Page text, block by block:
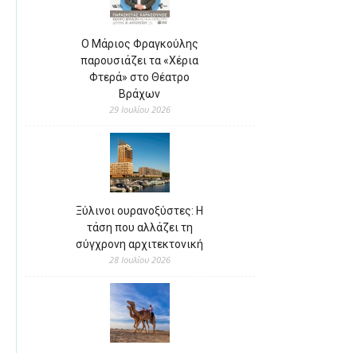
Ο Μάριος Φραγκούλης
παρουσιάζει τα «Χέρια
Φτερά» στο Θέατρο
Βράχων
29 Ιουλίου 2026
Ξύλινοι ουρανοξύστες: Η
τάση που αλλάζει τη
σύγχρονη αρχιτεκτονική
28 Ιουλίου 2026